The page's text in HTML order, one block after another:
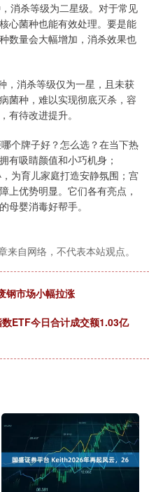
消杀等级为二星级。对于常见
心菌种也能有效处理。要是能
数量会大幅增加，消杀效果也
，消杀等级仅为一星，且未获
菌种，难以实现彻底灭杀，容
有待改进提升。
个牌子好？怎么选？在当下热
有吸睛颜值和小巧机身；
为育儿家庭打造安静氛围；宫
上优势明显。它们各有亮点，
母婴消毒好帮手。
来自网络，不代表本站观点。
钢市场小幅拉涨
ETF今日合计成交额1.03亿